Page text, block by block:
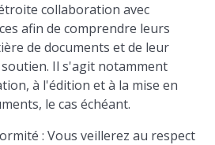
collaboration avec
afin de comprendre leurs
de documents et de leur
Il s'agit notamment
à l'édition et à la mise en
le cas échéant.
: Vous veillerez au respect